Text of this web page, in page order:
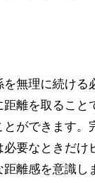
無理に続ける
離を取ること
ができます。
要なときだけ
離感を意識し